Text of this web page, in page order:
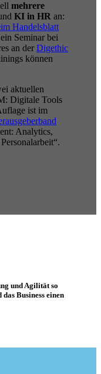
mehrere
KI in HR an:
Handelsblatt
Seminar bei
an derDigethic
können
aktuellen
Digitale Tools
ist im
Analytics,
und Agilität so
Business einen